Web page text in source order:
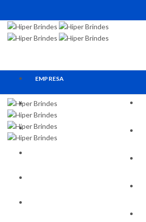
EMPRESA
TÊXTEIS
ESCRITA